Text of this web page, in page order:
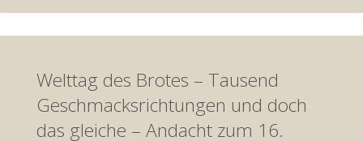
Welttag des Brotes – Tausend
Geschmacksrichtungen und doch
das gleiche – Andacht zum 16.